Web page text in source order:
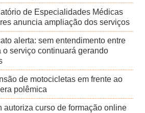
de Especialidades Médicas
anuncia ampliação dos serviços
alerta: sem entendimento entre
o serviço continuará gerando
de motocicletas em frente ao
polêmica
autoriza curso de formação online